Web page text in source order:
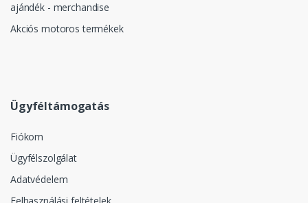
ajándék - merchandise
Akciós motoros termékek
Ügyféltámogatás
Fiókom
Ügyfélszolgálat
Adatvédelem